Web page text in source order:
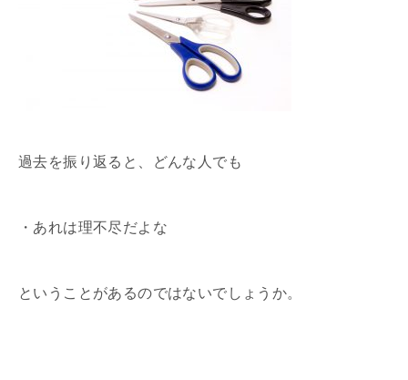
過去を振り返ると、どんな人でも
・あれは理不尽だよな
ということがあるのではないでしょうか。